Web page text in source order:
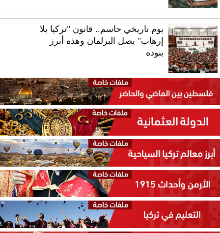
يوم تاريخي حاسم.. قانون "تركيا بلا
إرهاب" يصل البرلمان وهذه أبرز
بنوده